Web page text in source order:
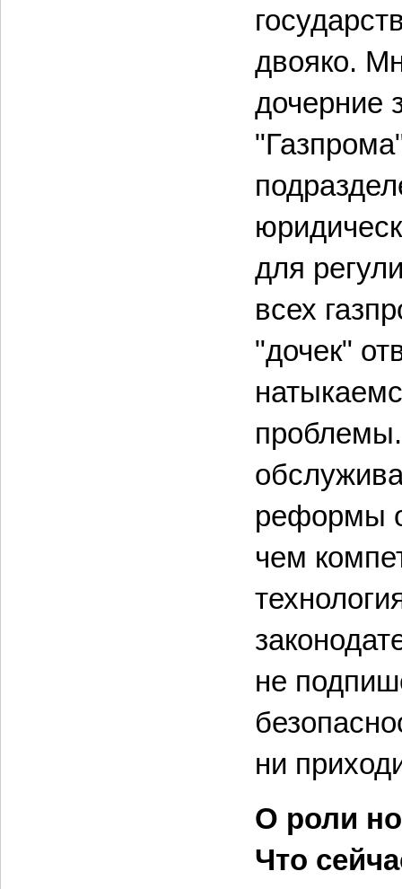
двояко.
дочерние
для
всех
"дочек"
реформы
чем
не
ни
О роли
Что